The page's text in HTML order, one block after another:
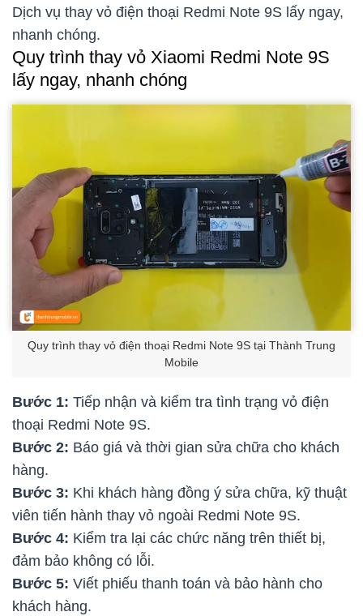
Dịch vụ thay vỏ điện thoại Redmi Note 9S lấy ngay,
nhanh chóng.
Quy trình thay vỏ Xiaomi Redmi Note 9S
lấy ngay, nhanh chóng
Quy trình thay vỏ điện thoại Redmi Note 9S tại Thành Trung
Mobile
Bước 1: Tiếp nhận và kiểm tra tình trạng vỏ điện
thoại Redmi Note 9S.
Bước 2: Báo giá và thời gian sửa chữa cho khách
hàng.
Bước 3: Khi khách hàng đồng ý sửa chữa, kỹ thuật
viên tiến hành thay vỏ ngoài Redmi Note 9S.
Bước 4: Kiểm tra lại các chức năng trên thiết bị,
đảm bảo không có lỗi.
Bước 5: Viết phiếu thanh toán và bảo hành cho
khách hàng.